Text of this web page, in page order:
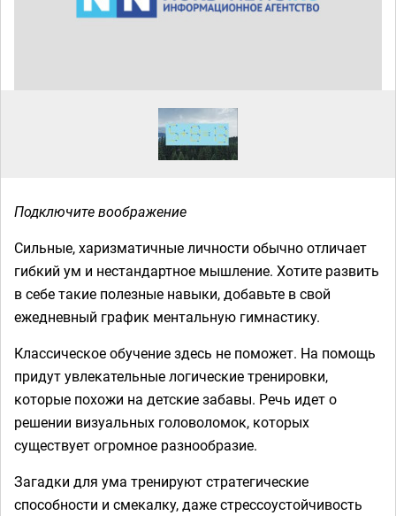
Подключите воображение
Сильные, харизматичные личности обычно отличает
гибкий ум и нестандартное мышление. Хотите развить
в себе такие полезные навыки, добавьте в свой
ежедневный график ментальную гимнастику.
Классическое обучение здесь не поможет. На помощь
придут увлекательные логические тренировки,
которые похожи на детские забавы. Речь идет о
решении визуальных головоломок, которых
существует огромное разнообразие.
Загадки для ума тренируют стратегические
способности и смекалку, даже стрессоустойчивость